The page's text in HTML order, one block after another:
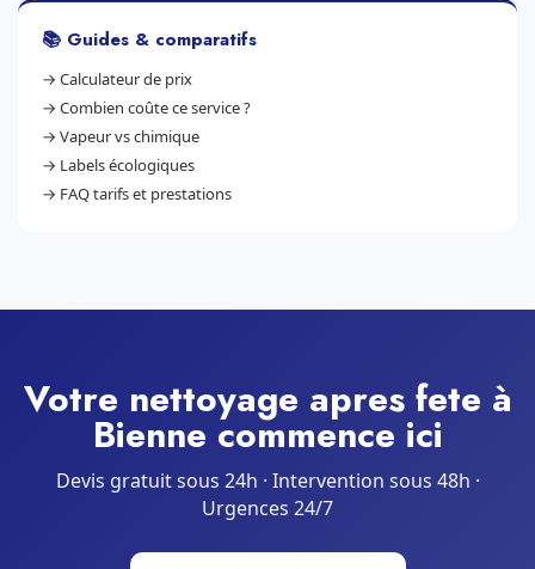
📚 Guides & comparatifs
→ Calculateur de prix
→ Combien coûte ce service ?
→ Vapeur vs chimique
→ Labels écologiques
→ FAQ tarifs et prestations
Votre nettoyage apres fete à
Bienne commence ici
Devis gratuit sous 24h · Intervention sous 48h ·
Urgences 24/7